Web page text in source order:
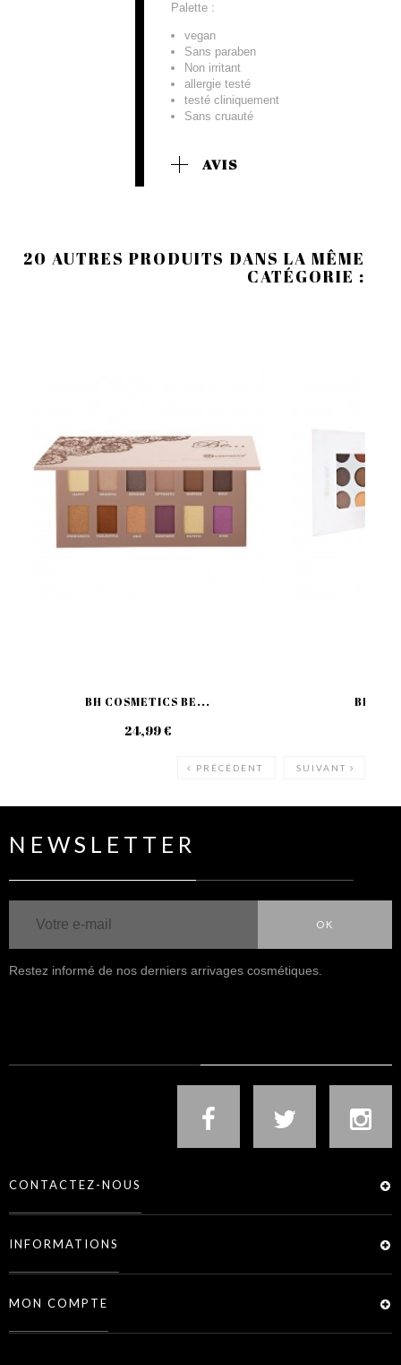
Palette :
vegan
Sans paraben
Non irritant
allergie testé
testé cliniquement
Sans cruauté
AVIS
20 AUTRES PRODUITS DANS LA MÊME
CATÉGORIE :
BH COSMETICS BE...
24,99 €
BH
PRÉCÉDENT SUIVANT
NEWSLETTER
OK
Restez informé de nos derniers arrivages cosmétiques.
CONTACTEZ-NOUS
INFORMATIONS
MON COMPTE